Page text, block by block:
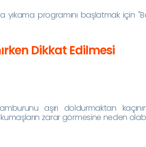
yıkama programını başlatmak için
Dikkat Edilmesi
aşırı doldurmaktan
zarar görmesine neden